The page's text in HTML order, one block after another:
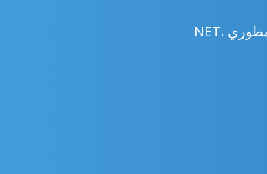
مجموعة شاملة من أدوات API للتفاعل مع رسومات CAD و BIM، صُممت خصيصًا لمطوري .NET